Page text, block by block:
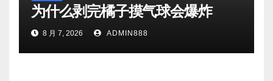
为什么剥完橘子摸气球会爆炸
8 月 7, 2026 ADMIN888